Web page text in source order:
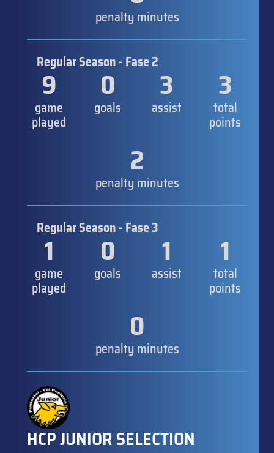
penalty minutes
Regular Season - Fase 2
9
game
played
0
goals
3
assist
3
total
points
2
penalty minutes
Regular Season - Fase 3
1
game
played
0
goals
1
assist
1
total
points
0
penalty minutes
HCP JUNIOR SELECTION